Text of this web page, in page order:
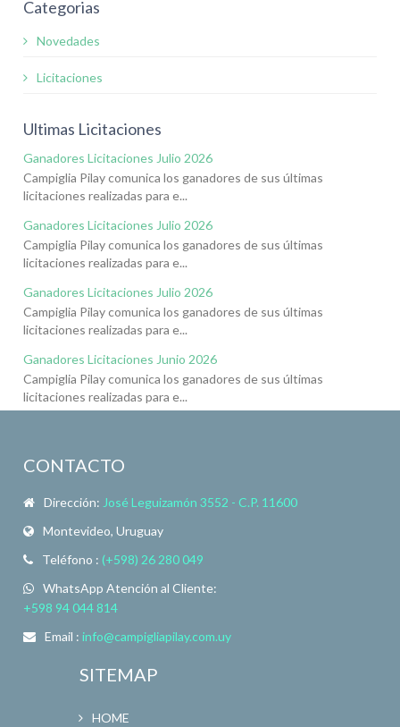
Categorias
Novedades
Licitaciones
Ultimas Licitaciones
Ganadores Licitaciones Julio 2026
Campiglia Pilay comunica los ganadores de sus últimas
licitaciones realizadas para e...
Ganadores Licitaciones Julio 2026
Campiglia Pilay comunica los ganadores de sus últimas
licitaciones realizadas para e...
Ganadores Licitaciones Julio 2026
Campiglia Pilay comunica los ganadores de sus últimas
licitaciones realizadas para e...
Ganadores Licitaciones Junio 2026
Campiglia Pilay comunica los ganadores de sus últimas
licitaciones realizadas para e...
CONTACTO
Dirección: José Leguizamón 3552 - C.P. 11600
Montevideo, Uruguay
Teléfono : (+598) 26 280 049
WhatsApp Atención al Cliente:
+598 94 044 814
Email :info@campigliapilay.com.uy
SITEMAP
HOME